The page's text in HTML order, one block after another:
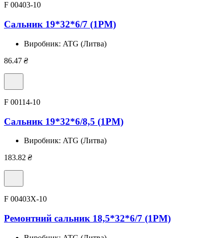
F 00403-10
Сальник 19*32*6/7 (1PM)
Виробник: ATG (Литва)
86.47 ₴
F 00114-10
Сальник 19*32*6/8,5 (1PM)
Виробник: ATG (Литва)
183.82 ₴
F 00403X-10
Ремонтний сальник 18,5*32*6/7 (1PM)